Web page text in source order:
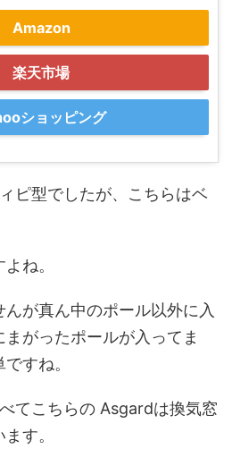
Amazon
楽天市場
ショッピング
ピ型でしたが、こちらはベ
ね。
んが真ん中のポール以外に入
がったポールが入ってま
すね。
てこちらの Asgardは換気窓
す。